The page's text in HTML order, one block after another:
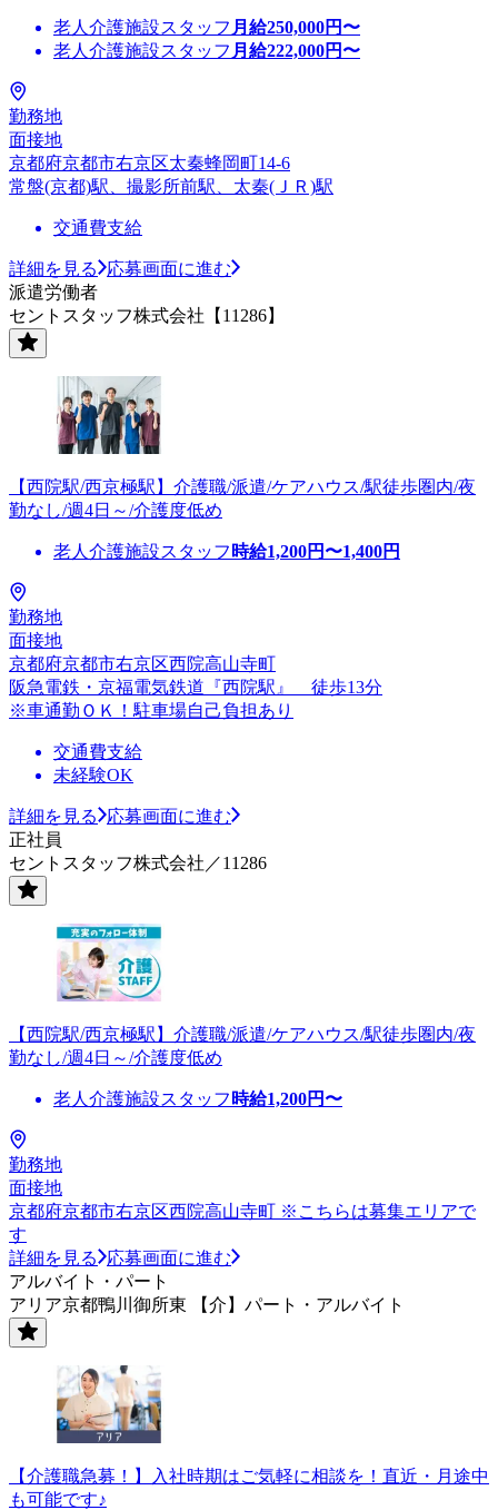
老人介護施設スタッフ 月給250,000円〜
老人介護施設スタッフ 月給222,000円〜
勤務地
面接地
京都府京都市右京区太秦蜂岡町14-6
常盤(京都)駅、撮影所前駅、太秦(ＪＲ)駅
交通費支給
詳細を見る
応募画面に進む
派遣労働者
セントスタッフ株式会社【11286】
【西院駅/西京極駅】介護職/派遣/ケアハウス/駅徒歩圏内/夜
勤なし/週4日～/介護度低め
老人介護施設スタッフ 時給1,200円〜1,400円
勤務地
面接地
京都府京都市右京区西院高山寺町
阪急電鉄・京福電気鉄道『西院駅』 徒歩13分
※車通勤ＯＫ！駐車場自己負担あり
交通費支給
未経験OK
詳細を見る
応募画面に進む
正社員
セントスタッフ株式会社／11286
【西院駅/西京極駅】介護職/派遣/ケアハウス/駅徒歩圏内/夜
勤なし/週4日～/介護度低め
老人介護施設スタッフ 時給1,200円〜
勤務地
面接地
京都府京都市右京区西院高山寺町 ※こちらは募集エリアで
す
詳細を見る
応募画面に進む
アルバイト・パート
アリア京都鴨川御所東 【介】パート・アルバイト
【介護職急募！】入社時期はご気軽に相談を！直近・月途中
も可能です♪